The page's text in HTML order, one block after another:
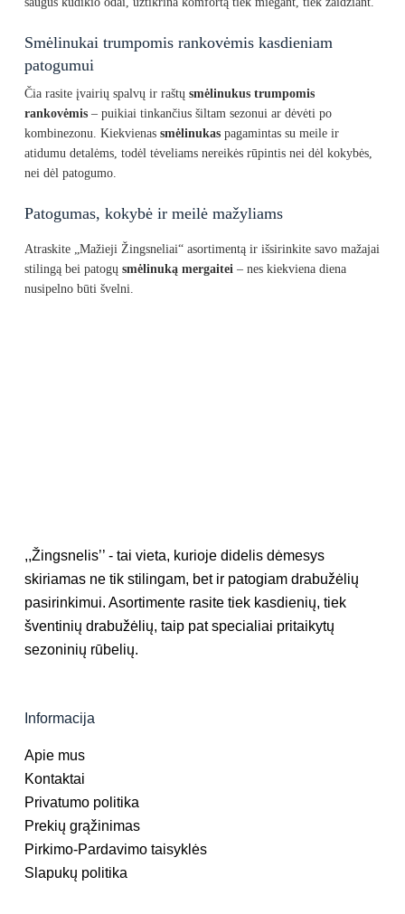
Smėlinukai trumpomis rankovėmis kasdieniam
patogumui
Čia rasite įvairių spalvų ir raštų smėlinukus trumpomis
rankovėmis– puikiai tinkančius šiltam sezonui ar dėvėti po
kombinezonu. Kiekvienas smėlinukaspagamintas su meile ir
atidumu detalėms, todėl tėveliams nereikės rūpintis nei dėl kokybės,
nei dėl patogumo.
Patogumas, kokybė ir meilė mažyliams
Atraskite „Mažieji Žingsneliai“ asortimentą ir išsirinkite savo mažajai
stilingą bei patogų smėlinuką mergaitei – nes kiekviena diena
nusipelno būti švelni.
,,Žingsnelis’’ - tai vieta, kurioje didelis dėmesys
skiriamas ne tik stilingam, bet ir patogiam drabužėlių
pasirinkimui. Asortimente rasite tiek kasdienių, tiek
šventinių drabužėlių, taip pat specialiai pritaikytų
sezoninių rūbelių.
Informacija
Apie mus
Kontaktai
Privatumo politika
Prekių grąžinimas
Pirkimo-Pardavimo taisyklės
Slapukų politika